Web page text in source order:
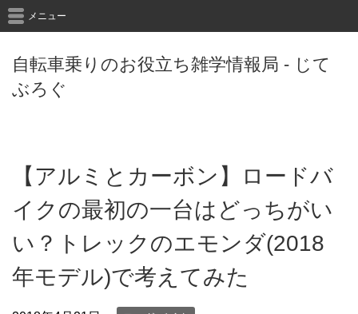
自転車乗りのお役立ち雑学情報局 - じて
ぶろぐ
メニュー
【アルミとカーボン】ロードバ
イクの最初の一台はどっちがい
い？トレックのエモンダ(2018
年モデル)で考えてみた